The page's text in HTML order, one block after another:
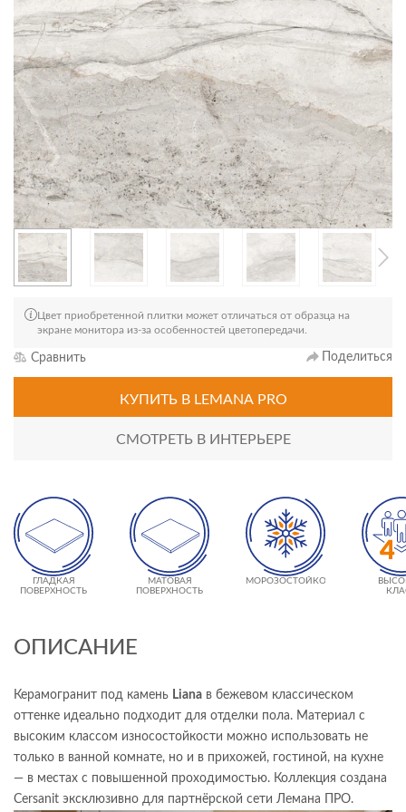
Цвет приобретенной плитки может отличаться от образца на
экране монитора из-за особенностей цветопередачи.
Сравнить Поделиться
КУПИТЬ В LEMANA PRO
СМОТРЕТЬ В ИНТЕРЬЕРЕ
ГЛАДКАЯ
ПОВЕРХНОСТЬ
МАТОВАЯ
ПОВЕРХНОСТЬ
МОРОЗОСТОЙКОСТЬ
ОПИСАНИЕ
Керамогранит под камень Liana в бежевом классическом
оттенке идеально подходит для отделки пола. Материал с
высоким классом износостойкости можно использовать не
только в ванной комнате, но и в прихожей, гостиной, на кухне
— в местах с повышенной проходимостью. Коллекция создана
Cersanit эксклюзивно для партнёрской сети Лемана ПРО.